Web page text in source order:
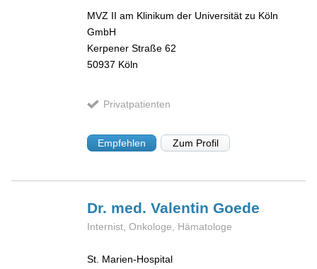
MVZ II am Klinikum der Universität zu Köln
GmbH
Kerpener Straße 62
50937 Köln
Privatpatienten
Empfehlen Zum Profil
Dr. med. ValentinGoede
Internist, Onkologe, Hämatologe
St. Marien-Hospital